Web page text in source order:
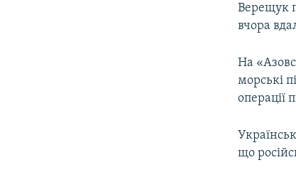
Верещук
вчора
На
морські
операції
що